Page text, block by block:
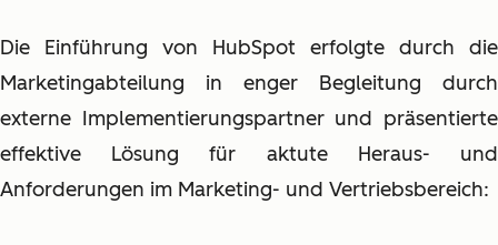
Die Einführung von HubSpot erfolgte durch die
Marketingabteilung in enger Begleitung durch
externe Implementierungspartner und präsentierte
effektive Lösung für aktute Heraus- und
Anforderungen im Marketing- und Vertriebsbereich: